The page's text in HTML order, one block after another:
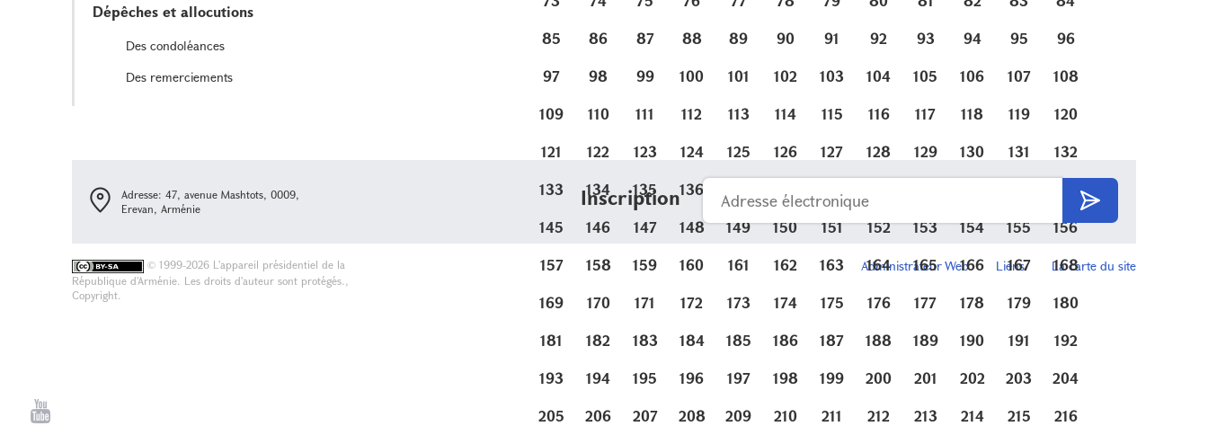
Dépêches et allocutions
Des condoléances
Des remerciements
85
86 87 88 89 90 91 92 93 94 95
96
97
98 99 100 101 102 103 104 105 106 107
108
109
110 111 112 113 114 115 116 117 118 119
120
121
122 123 124 125 126 127 128 129 130 131
132
133
134 135 136
145
146 147 148 149 150 151 152 153 154 155
156
157
158 159 160 161 162 163 164 165 166 167
168
169
170 171 172 173 174 175 176 177 178 179
180
181
182 183 184 185 186 187 188 189 190 191
192
193
194 195 196 197 198 199 200 201 202 203
204
205
206 207 208 209 210 211 212 213 214 215 216
Inscription
Adresse: 47, avenue Mashtots, 0009,
Erevan, Arménie
Administrateur Web Liens La carte du site
© 1999-2026 L'appareil présidentiel de la
République d'Arménie. Les droits d'auteur sont protégés.,
Copyright.